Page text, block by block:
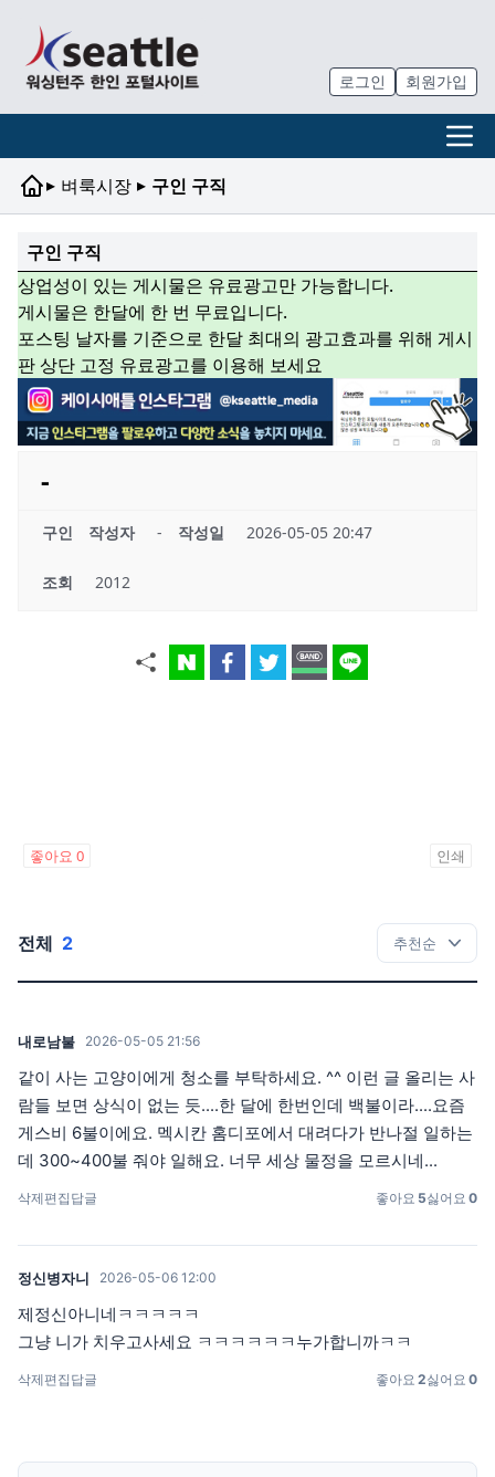
로그인 회원가입
▸ 벼룩시장 ▸ 구인 구직
구인 구직
상업성이 있는 게시물은 유료광고만 가능합니다.
게시물은 한달에 한 번 무료입니다.
포스팅 날자를 기준으로 한달 최대의 광고효과를 위해 게시
판 상단 고정 유료광고를 이용해 보세요
-
구인 작성자 - 작성일 2026-05-05 20:47
조회 2012
좋아요 0 인쇄
전체 2
내로남불 2026-05-05 21:56
같이 사는 고양이에게 청소를 부탁하세요. ^^ 이런 글 올리는 사
람들 보면 상식이 없는 듯....한 달에 한번인데 백불이라....요즘
게스비 6불이에요. 멕시칸 홈디포에서 대려다가 반나절 일하는
데 300~400불 줘야 일해요. 너무 세상 물정을 모르시네...
삭제편집 답글 좋아요 5싫어요 0
정신병자니 2026-05-06 12:00
제정신아니네ㅋㅋㅋㅋㅋ
그냥 니가 치우고사세요 ㅋㅋㅋㅋㅋㅋ누가합니까ㅋㅋ
삭제편집 답글 좋아요 2싫어요 0